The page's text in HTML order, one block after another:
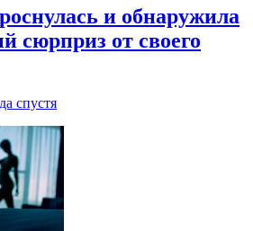
и обнаружила
сюрприз от своего
спустя